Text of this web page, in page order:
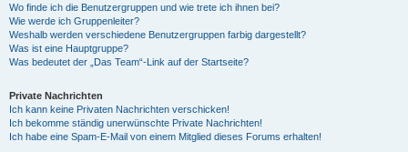
Wo finde ich die Benutzergruppen und wie trete ich ihnen bei?
Wie werde ich Gruppenleiter?
Weshalb werden verschiedene Benutzergruppen farbig dargestellt?
Was ist eine Hauptgruppe?
Was bedeutet der „Das Team“-Link auf der Startseite?
Private Nachrichten
Ich kann keine Privaten Nachrichten verschicken!
Ich bekomme ständig unerwünschte Private Nachrichten!
Ich habe eine Spam-E-Mail von einem Mitglied dieses Forums erhalten!